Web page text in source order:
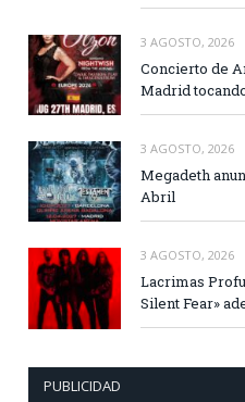
3 AGOSTO, 2026
Concierto de
Madrid
3 AGOSTO, 2026
Megadeth
Abril
3 AGOSTO, 2026
Lacrimas
Silent Fear»
PUBLICIDAD